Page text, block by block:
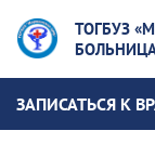
ТОГБУЗ
ЗАПИСАТЬСЯ К